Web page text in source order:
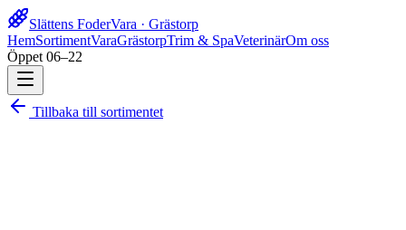
Slättens FoderVara · Grästorp
HemSortimentVaraGrästorpTrim & SpaVeterinärOm oss
Öppet 06–22
Tillbaka till sortimentet